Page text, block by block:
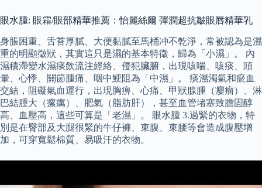
眼水腫: 眼霜/眼部精華推薦：怡麗絲爾 彈潤超抗皺眼唇精華乳
身脹困重、舌苔厚膩、大便黏膩至馬桶冲不乾淨，常被認為是濕
重的明顯徵狀，其實這只是濕的基本特徵，歸為「小濕」。 內
濕積滯變水濕痰飲流注經絡、侵犯臟腑，出現咳喘、咳痰、頭
暈、心悸、關節腫痛、咽中鯁阻為「中濕」。 痰濕濁氣和瘀血
交結，阻礙氣血運行，出現胸痹、心痛、甲狀腺腫（癭瘤）、淋
巴結腫大（瘰癘）、肥氣（脂肪肝），甚至血管堵塞致膽固醇
高、血壓高，這些可算是「老濕」。 眼水腫 3.過緊的衣物，特
別是在臀部及大腿很緊的牛仔褲、束腹、束腰等會造成腹壓增
加，可穿寬鬆棉質、易吸汗的衣物。